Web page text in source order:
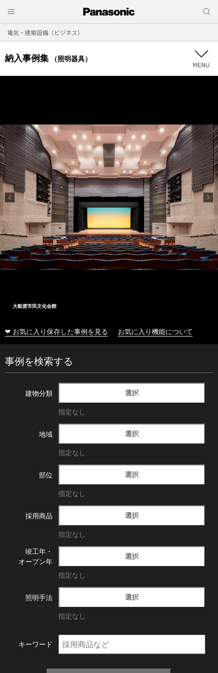
電気・建築設備（ビジネス）
納入事例集 （照明器具）
大船渡市民文化会館
❤ お気に入り保存した事例を見る お気に入り機能について
事例を検索する
建物分類 選択
指定なし
地域 選択
指定なし
部位 選択
指定なし
採用商品 選択
指定なし
竣工年・
オープン年
選択
指定なし
照明手法 選択
指定なし
キーワード